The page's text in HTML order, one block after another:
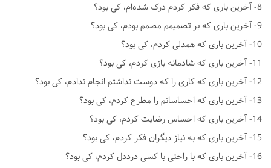
8- آخرین باری که فکر کردم درک شده‌ام، کی بود؟
9- آخرین باری که بر تصمیمم مصمم بودم، کی بود؟
10- آخرین باری که همدلی کردم، کی بود؟
11- آخرین باری که شادمانه بازی کردم، کی بود؟
12- آخرین باری که کاری را که دوست نداشتم انجام ندادم، کی بود؟
13- آخرین باری که احساساتم را مطرح کردم، کی بود؟
14- آخرین باری که احساس رضایت کردم، کی بود؟
15- آخرین باری که به نیاز دیگران فکر کردم، کی بود؟
16- آخرین باری که با راحتی با کسی درددل کردم، کی بود؟